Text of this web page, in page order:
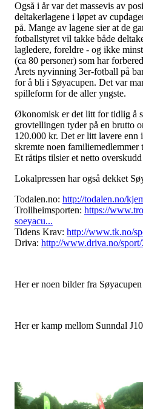
Også i år var det massevis av
deltakerlagene i løpet av
på. Mange av lagene sier at de
fotballstyret vil takke både
lagledere, foreldre - og ikke
(ca 80 personer) som har
Årets nyvinning 3er-fotball på
for å bli i Søyacupen. Det var
spilleform for de aller yngste.
Økonomisk er det litt for tidlig å
grovtellingen tyder på en brutto
120.000 kr. Det er litt lavere
skremte noen
Et råtips tilsier et netto
Lokalpressen har også dekket
Todalen.no: http://todalen.no/
Trollheimsporten: https://
soeyacu...
Tidens Krav: http://www.tk.no/
Driva: http://www.driva.no/
Her er noen bilder fra
Her er kamp mellom Sunndal